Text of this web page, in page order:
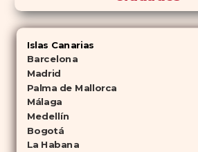
Islas Canarias
Barcelona
Madrid
Palma de Mallorca
Málaga
Medellín
Bogotá
La Habana